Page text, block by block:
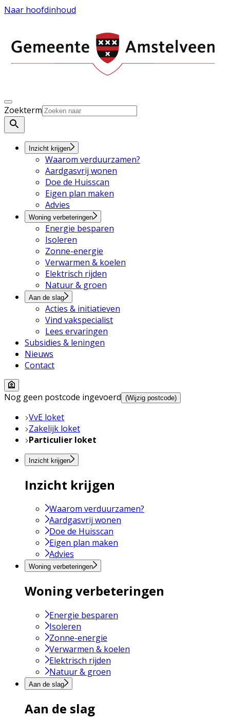
Naar hoofdinhoud
Zoekterm
Inzicht krijgen
Waarom verduurzamen?
Aardgasvrij wonen
Doe de Huisscan
Eigen plan maken
Advies
Woning verbeteringen
Energie besparen
Isoleren
Zonne-energie
Verwarmen & koelen
Elektrisch rijden
Natuur & groen
Aan de slag
Acties & initiatieven
Vind vakspecialist
Lees ervaringen
Subsidies & leningen
Nieuws
Contact
Nog geen postcode ingevoerd (Wijzig postcode)
VvE loket
Zakelijk loket
Particulier loket
Inzicht krijgen
Inzicht krijgen
Waarom verduurzamen?
Aardgasvrij wonen
Doe de Huisscan
Eigen plan maken
Advies
Woning verbeteringen
Woning verbeteringen
Energie besparen
Isoleren
Zonne-energie
Verwarmen & koelen
Elektrisch rijden
Natuur & groen
Aan de slag
Aan de slag